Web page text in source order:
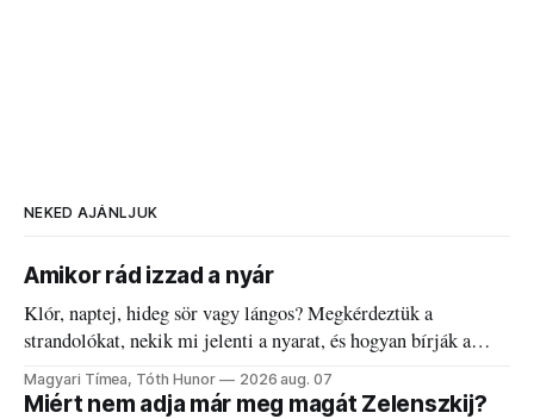
NEKED AJÁNLJUK
Amikor rád izzad a nyár
Klór, naptej, hideg sör vagy lángos? Megkérdeztük a
strandolókat, nekik mi jelenti a nyarat, és hogyan bírják a
kánikulát.
Magyari Tímea, Tóth Hunor 2026 aug. 07
Miért nem adja már meg magát Zelenszkij?